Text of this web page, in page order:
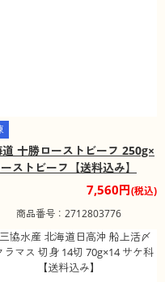
十勝ローストビーフ 250g×
ストビーフ【送料込み】
7,560円(税込)
商品番号：2712803776